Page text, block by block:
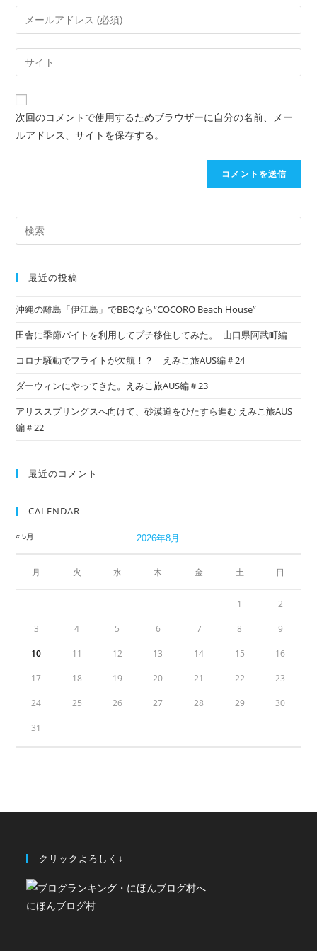
次回のコメントで使用するためブラウザーに自分の名前、メー
ルアドレス、サイトを保存する。
最近の投稿
沖縄の離島「伊江島」でBBQなら“COCORO Beach House”
田舎に季節バイトを利用してプチ移住してみた。~山口県阿武町編~
コロナ騒動でフライトが欠航！？ えみこ旅AUS編＃24
ダーウィンにやってきた。えみこ旅AUS編＃23
アリススプリングスへ向けて、砂漠道をひたすら進む えみこ旅AUS
編＃22
最近のコメント
CALENDAR
2026年8月
月 火 水 木 金 土 日
« 5月
1 2
3 4 5 6 7 8 9
10 11 12 13 14 15 16
17 18 19 20 21 22 23
24 25 26 27 28 29 30
31
クリックよろしく↓
にほんブログ村